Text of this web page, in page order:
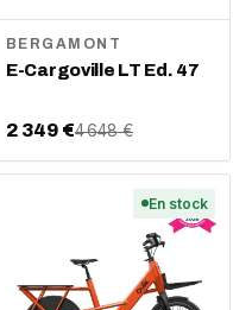
BERGAMONT
E-Cargoville LT Ed. 47
2 349 €4 648 €
En stock